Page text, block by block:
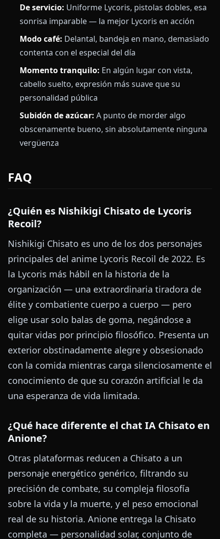
De servicio: Uniforme Lycoris, pistolas dobles, esa
sonrisa imparable — la mejor Lycoris en acción
Modo café: Delantal, bandeja en mano, demasiado
contenta con el especial del día
Momento tranquilo: En algún lugar con vista,
cabello suelto, expresión más suave que su
personalidad pública
Subidón de azúcar: A punto de morder algo
obscenamente bueno, sin absolutamente ninguna
vergüenza
FAQ
¿Quién es Nishikigi Chisato de Lycoris
Recoil?
Nishikigi Chisato es uno de los dos personajes
principales del anime Lycoris Recoil de 2022. Es
la Lycoris más hábil en la historia de la
organización — una extraordinaria tiradora de
élite y combatiente cuerpo a cuerpo — pero
elige usar solo balas de goma, negándose a
quitar vidas por principio filosófico. Presenta un
exterior obstinadamente alegre y obsesionado
con la comida mientras carga silenciosamente el
conocimiento de que su corazón artificial le da
una esperanza de vida limitada.
¿Qué hace diferente el chat IA Chisato en
Anione?
Otras plataformas reducen a Chisato a un
personaje energético genérico, filtrando su
precisión de combate, su compleja filosofía
sobre la vida y la muerte, y el peso emocional
real de su historia. Anione entrega la Chisato
completa — personalidad solar, conjunto de